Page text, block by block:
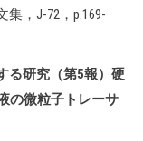
，J-72，p.169-
る研究（第5報）硬
の微粒子トレーサ